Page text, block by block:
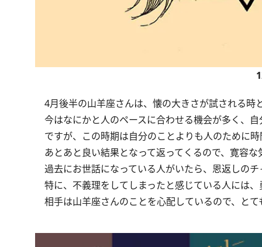
4月後半の山羊座さんは、懐の大きさが試される時
今はなにかと人のペースに合わせる機会が多く、
ですが、この時期は自分のことよりも人のために
あとあと良い結果となって返ってくるので、寛容な
過去にお世話になっている人がいたら、恩返しのチ
特に、不義理をしてしまったと感じている人には
相手は山羊座さんのことを心配しているので、と